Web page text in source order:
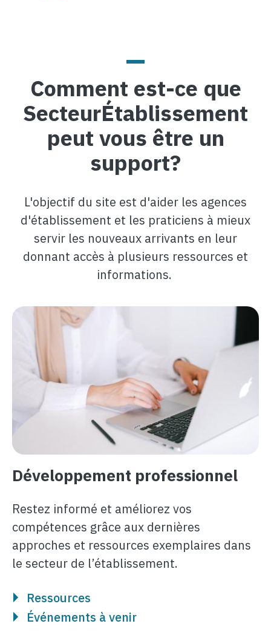
Comment est-ce que
SecteurÉtablissement
peut vous être un
support?
L'objectif du site est d'aider les agences
d'établissement et les praticiens à mieux
servir les nouveaux arrivants en leur
donnant accès à plusieurs ressources et
informations.
Image
Développement professionnel
Restez informé et améliorez vos
compétences grâce aux dernières
approches et ressources exemplaires dans
le secteur de l’établissement.
Ressources
Événements à venir